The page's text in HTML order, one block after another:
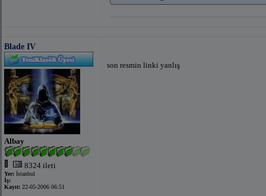
Blade IV
Albay
8324 ileti
Yer: İstanbul
İş:
Kayıt: 22-05-2006 06:51
son resmin linki yanlış